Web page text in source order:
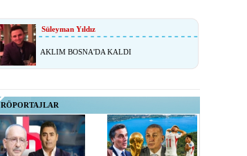
Süleyman Yıldız
AKLIM BOSNA'DA KALDI
RÖPORTAJLAR